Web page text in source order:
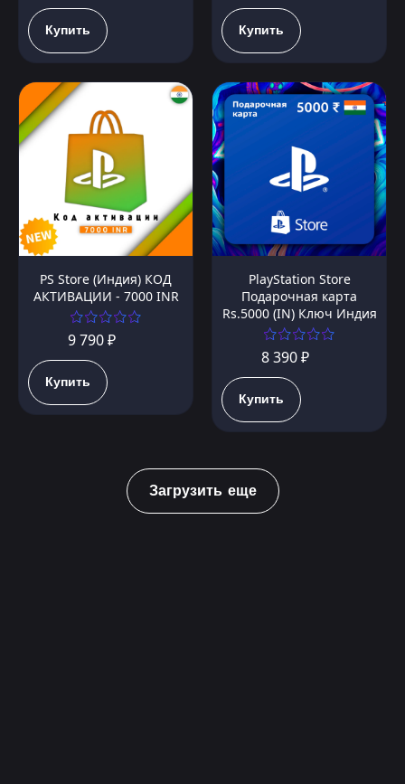
Купить Купить
PS Store (Индия) КОД
АКТИВАЦИИ - 7000 INR
9 790 ₽
Купить
PlayStation Store
Подарочная карта
Rs.5000 (IN) Ключ Индия
8 390 ₽
Купить
Загрузить еще